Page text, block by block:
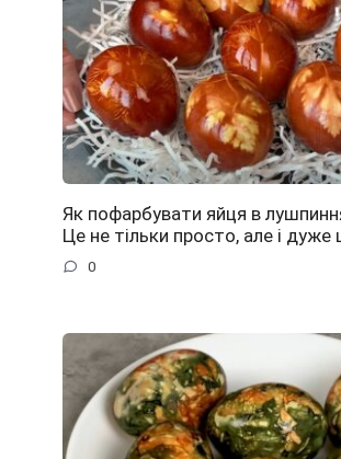
Як пофарбувати яйця в
Це не тільки просто, але і дуже
0